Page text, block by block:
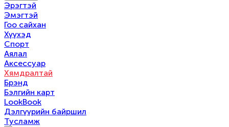
Эрэгтэй
Эмэгтэй
Гоо сайхан
Хүүхэд
Спорт
Аялал
Аксессуар
Хямдралтай
Брэнд
Бэлгийн карт
LookBook
Дэлгүүрийн байршил
Тусламж